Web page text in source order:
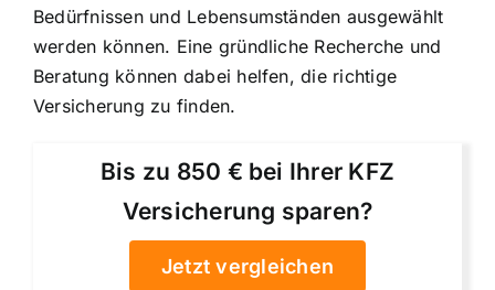
Bedürfnissen und Lebensumständen ausgewählt
werden können. Eine gründliche Recherche und
Beratung können dabei helfen, die richtige
Versicherung zu finden.
Bis zu 850 € bei Ihrer KFZ
Versicherung sparen?
Jetzt vergleichen